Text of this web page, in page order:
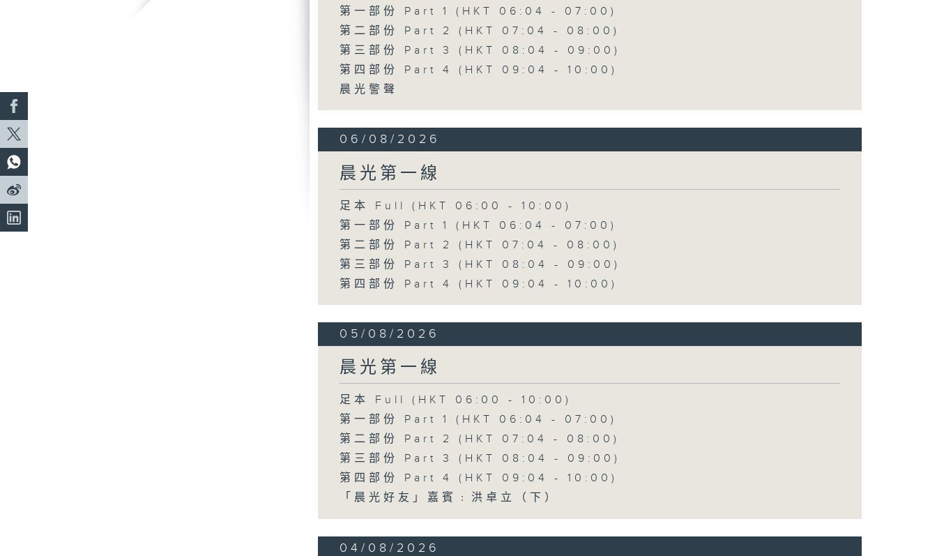
第一部份 Part 1 (HKT 06:04 - 07:00)
第二部份 Part 2 (HKT 07:04 - 08:00)
第三部份 Part 3 (HKT 08:04 - 09:00)
第四部份 Part 4 (HKT 09:04 - 10:00)
晨光警聲
06/08/2026
晨光第一線
足本 Full (HKT 06:00 - 10:00)
第一部份 Part 1 (HKT 06:04 - 07:00)
第二部份 Part 2 (HKT 07:04 - 08:00)
第三部份 Part 3 (HKT 08:04 - 09:00)
第四部份 Part 4 (HKT 09:04 - 10:00)
05/08/2026
晨光第一線
足本 Full (HKT 06:00 - 10:00)
第一部份 Part 1 (HKT 06:04 - 07:00)
第二部份 Part 2 (HKT 07:04 - 08:00)
第三部份 Part 3 (HKT 08:04 - 09:00)
第四部份 Part 4 (HKT 09:04 - 10:00)
「晨光好友」嘉賓﹕洪卓立（下）
04/08/2026